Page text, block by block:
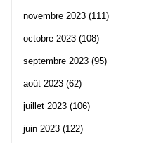
novembre 2023 (111)
octobre 2023 (108)
septembre 2023 (95)
août 2023 (62)
juillet 2023 (106)
juin 2023 (122)